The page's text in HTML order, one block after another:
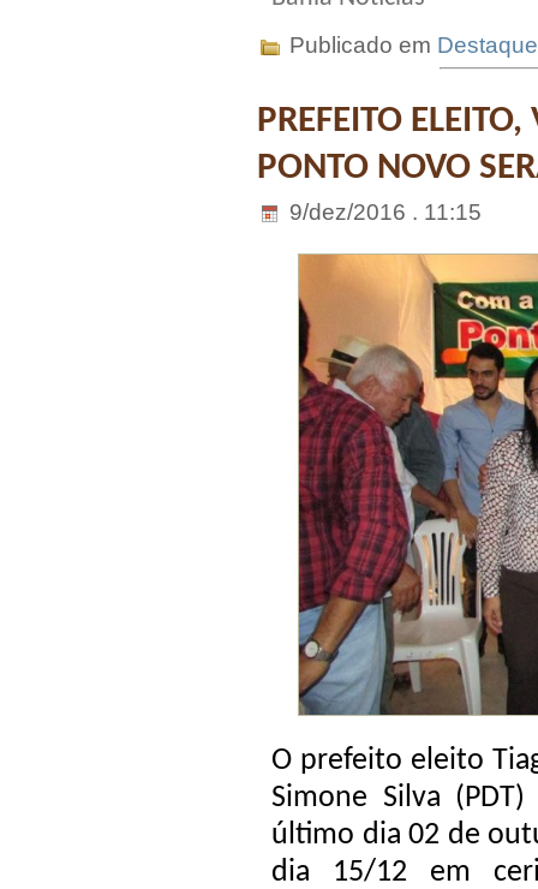
Publicado em
PREFEITO
PONTO NOVO
9/dez/2016 . 11:15
O prefeito eleito
Simone Silva
último dia 02 de
dia 15/12 em